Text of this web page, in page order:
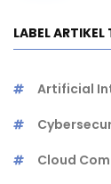
LABEL ARTIKEL
Artificial
Cloud